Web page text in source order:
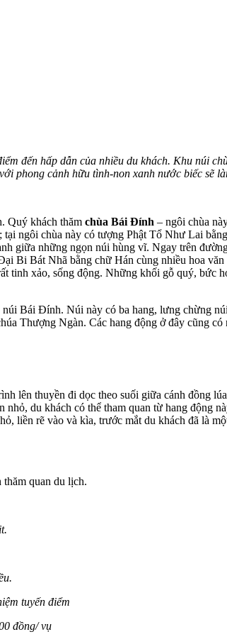
đến hấp dẫn của nhiều du khách. Khu núi
phong cảnh hữu tình-non xanh nước biếc sẽ
Quý khách thăm chùa Bái Đính – ngôi chùa
tại ngôi chùa này có tượng Phật Tổ Như Lai
giữa những ngọn núi hùng vĩ. Ngay trên
Bi Bát Nhã bằng chữ Hán cùng nhiều hoa
tinh xảo, sống động. Những khối gỗ quý, bức
núi Bái Đính. Núi này có ba hang, lưng chừng
Thượng Ngàn. Các hang động ở đây cũng
lên thuyền đi dọc theo suối giữa cánh đồng
du khách có thể tham quan từ hang động
liền rẽ vào và kìa, trước mắt du khách đã là
thăm quan du lịch.
tuyến điểm
đồng/ vụ